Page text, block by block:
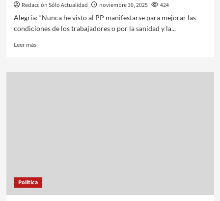
Redacción Sólo Actualidad noviembre 30, 2025
424
Alegría: “Nunca he visto al PP manifestarse para mejorar las
condiciones de los trabajadores o por la sanidad y la...
Leer más
Política